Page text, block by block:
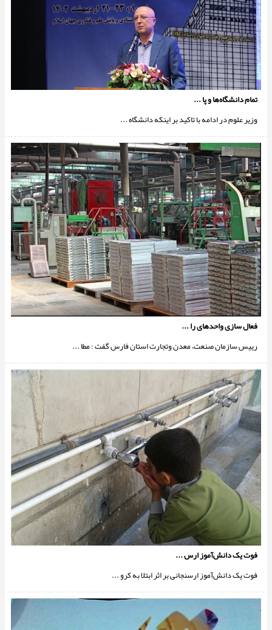
تمام دانشگاه‌ها و پا ...
وزیر علوم در ادامه با تاکید بر اینکه دانشگاه‌ ...
فعال سازی واحدهای را ...
رییس سازمان صنعت، معدن وتجارت استان فارس گفت : مطا ...
فوت یک دانش‌آموز ارس ...
فوت یک دانش‌آموز ارسنجانی بر اثر ابتلا به کرو ...